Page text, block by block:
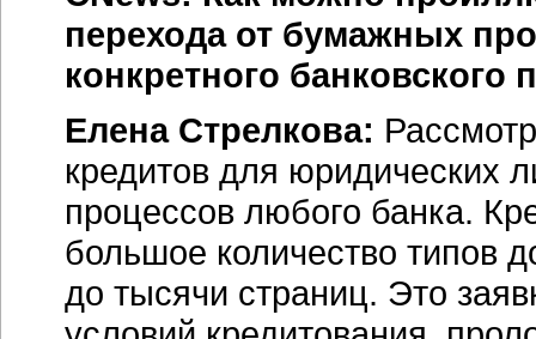
перехода от бумажных
конкретного банковского
Елена Стрелкова:
кредитов для юридических
процессов любого банка.
большое количество типов
до тысячи страниц. Это